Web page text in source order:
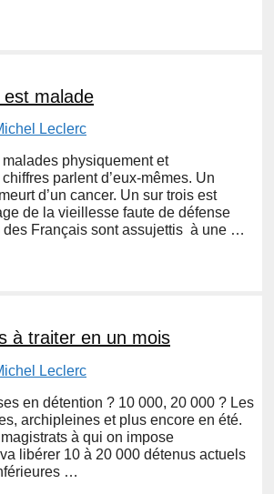
malade
Leclerc
physiquement et
parlent d’eux-mêmes. Un
d’un cancer. Un sur trois est
de la vieillesse faute de défense
des Français sont assujettis à une …
à traiter en un mois
Leclerc
en détention ? 10 000, 20 000 ? Les
archipleines et plus encore en été.
à qui on impose
va libérer 10 à 20 000 détenus actuels
…